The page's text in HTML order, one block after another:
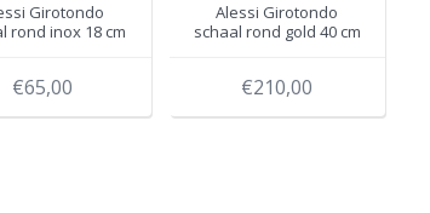
Girotondo
rond inox 18 cm
€65,00
Alessi Girotondo
schaal rond gold 40 cm
€210,00